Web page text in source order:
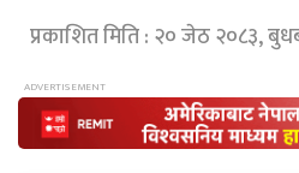
प्रकाशित मिति : २० जेठ २०८३,